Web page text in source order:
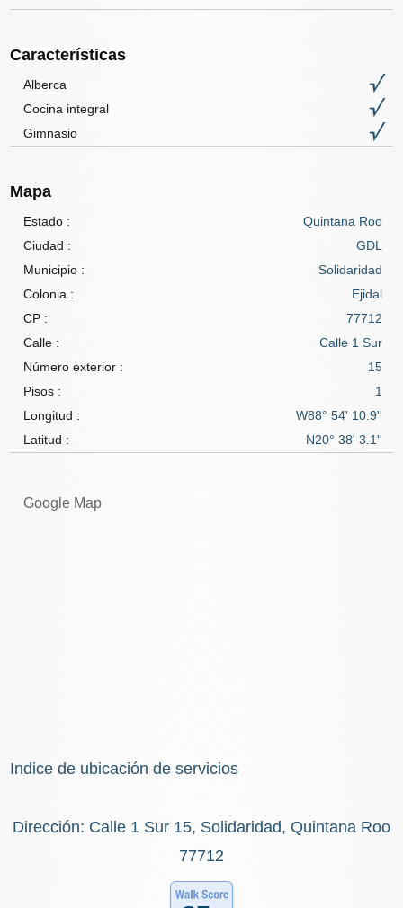
Características
Alberca
Cocina integral
Gimnasio
Mapa
Estado :
Quintana Roo
Ciudad :
GDL
Municipio :
Solidaridad
Colonia :
Ejidal
CP :
77712
Calle :
Calle 1 Sur
Número exterior :
15
Pisos :
1
Longitud :
W88° 54' 10.9''
Latitud :
N20° 38' 3.1''
Google Map
Indice de ubicación de servicios
Dirección: Calle 1 Sur 15, Solidaridad, Quintana Roo
77712